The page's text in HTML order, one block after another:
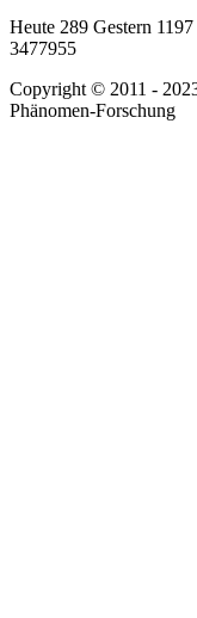
Heute 289 Gestern
3477955
Copyright © 2011 -
Phänomen-Forschung